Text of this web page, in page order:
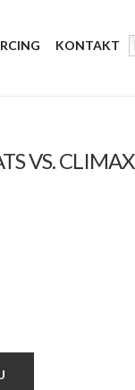
KONTAKT
VS. CLIMAX